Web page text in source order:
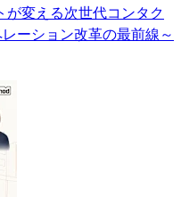
が変える次世代コンタク
ーション改革の最前線～